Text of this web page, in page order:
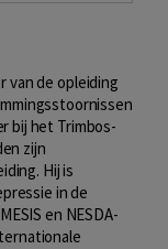
van de opleiding
bij het Trimbos-
zijn
Hij is
in de
en NESDA-